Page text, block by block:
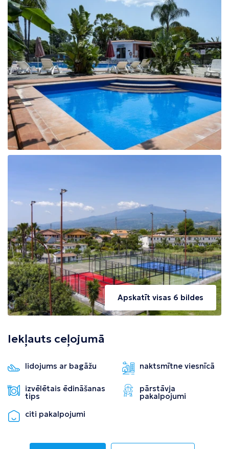
Apskatīt visas 6 bildes
Iekļauts ceļojumā
lidojums ar bagāžu naktsmītne viesnīcā
izvēlētais ēdināšanas
tips
pārstāvja
pakalpojumi
citi pakalpojumi